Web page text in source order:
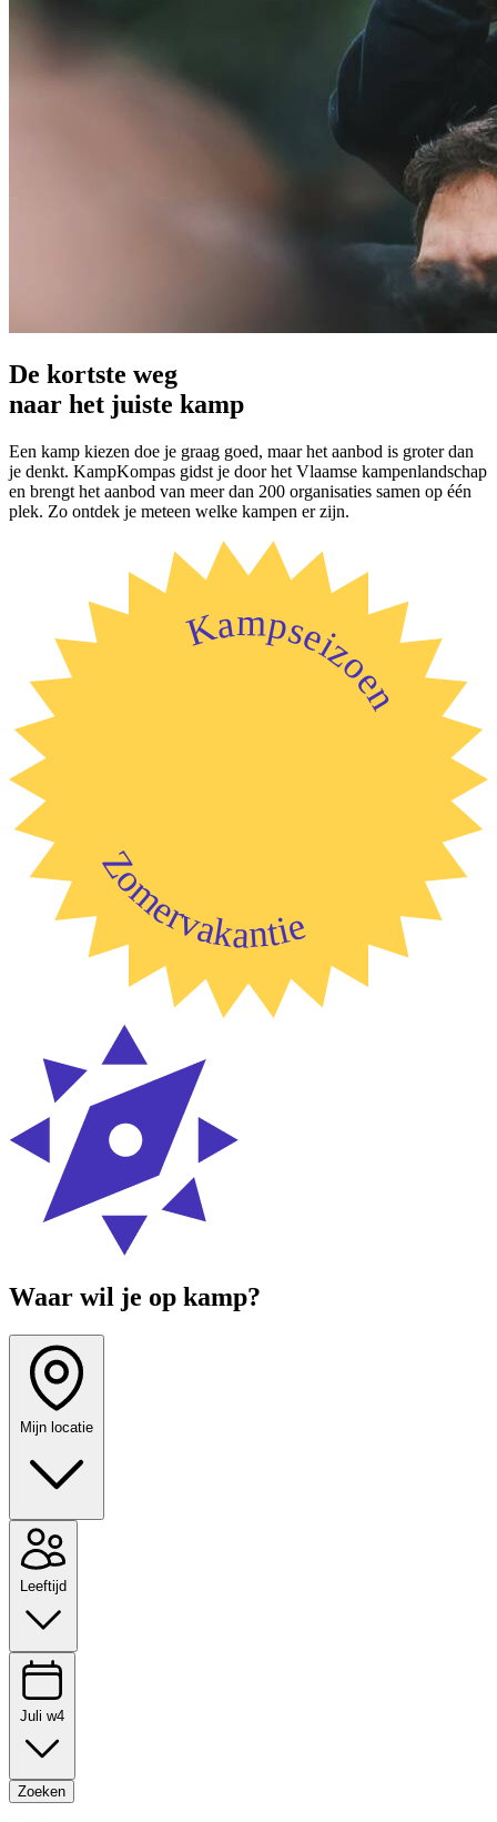
De kortste weg
naar het juiste kamp
Een kamp kiezen doe je graag goed, maar het aanbod is groter dan
je denkt. KampKompas gidst je door het Vlaamse kampenlandschap
en brengt het aanbod van meer dan 200 organisaties samen op één
plek. Zo ontdek je meteen welke kampen er zijn.
Kampseizoen
Zomervakantie
Waar wil je op kamp?
Mijn locatie
Leeftijd
Juli w4
Zoeken